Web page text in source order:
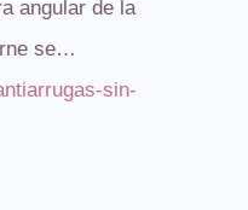
angular de la
se…